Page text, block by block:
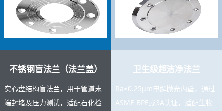
充足，支持按图定制。 测报告。
不锈钢盲法兰（法兰盖）
实心盘结构盲法兰，用于管道末
端封堵及压力测试，适配石化检
卫生级超洁净法兰
Ra≤0.25μm电解抛光内壁，通过
ASME BPE或3A认证，适配生物